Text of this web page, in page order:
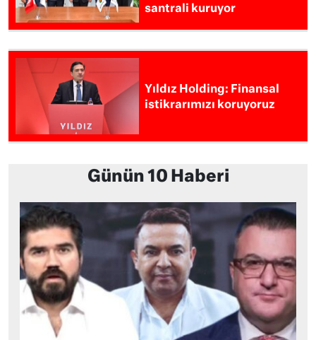
santrali kuruyor
Yıldız Holding: Finansal
istikrarımızı koruyoruz
Günün 10 Haberi